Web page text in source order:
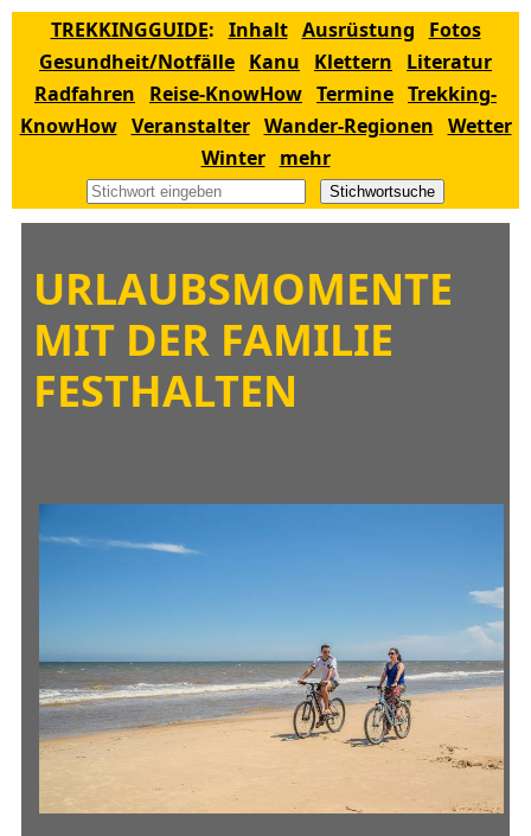
TREKKINGGUIDE: Inhalt Ausrüstung
Fotos
Gesundheit/Notfälle Kanu Klettern
Literatur
Radfahren
Reise-KnowHow Termine Trekking-
KnowHow Veranstalter Wander-Regionen Wetter
Winter
mehr
Stichwortsuche
URLAUBSMOMENTE
MIT DER FAMILIE
FESTHALTEN